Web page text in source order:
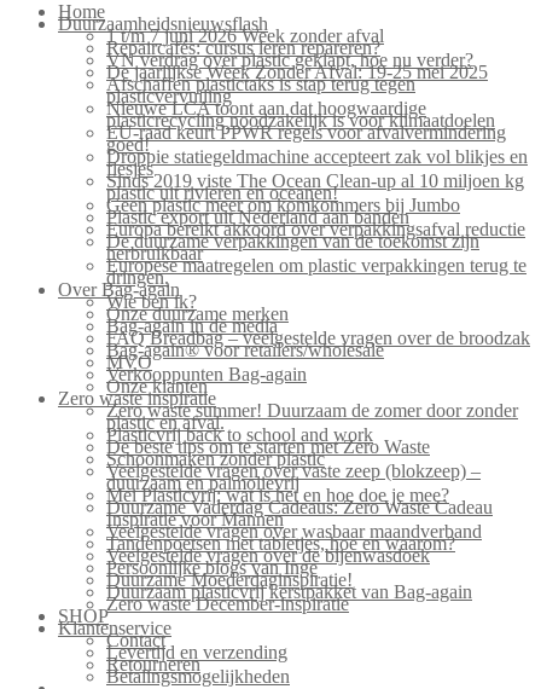
Home
Duurzaamheidsnieuwsflash
1 t/m 7 juni 2026 Week zonder afval
Repaircafés: cursus leren repareren?
VN verdrag over plastic geklapt, hoe nu verder?
De jaarlijkse Week Zonder Afval: 19-25 mei 2025
Afschaffen plastictaks is stap terug tegen
plasticvervuiling
Nieuwe LCA toont aan dat hoogwaardige
plasticrecycling noodzakelijk is voor klimaatdoelen
EU-raad keurt PPWR regels voor afvalvermindering
goed!
Droppie statiegeldmachine accepteert zak vol blikjes en
flesjes
Sinds 2019 viste The Ocean Clean-up al 10 miljoen kg
plastic uit rivieren en oceanen!
Geen plastic meer om komkommers bij Jumbo
Plastic export uit Nederland aan banden
Europa bereikt akkoord over verpakkingsafval reductie
De duurzame verpakkingen van de toekomst zijn
herbruikbaar
Europese maatregelen om plastic verpakkingen terug te
dringen.
Over Bag-again
Wie ben ik?
Onze duurzame merken
Bag-again in de media
FAQ Breadbag – veelgestelde vragen over de broodzak
Bag-again® voor retailers/wholesale
MVO
Verkooppunten Bag-again
Onze klanten
Zero waste inspiratie
Zero waste summer! Duurzaam de zomer door zonder
plastic en afval.
Plasticvrij back to school and work
De beste tips om te starten met Zero Waste
Schoonmaken zonder plastic
Veelgestelde vragen over vaste zeep (blokzeep) –
duurzaam en palmolievrij
Mei Plasticvrij: wat is het en hoe doe je mee?
Duurzame Vaderdag Cadeaus: Zero Waste Cadeau
Inspiratie voor Mannen
Veelgestelde vragen over wasbaar maandverband
Tandenpoetsen met tabletjes, hoe en waarom?
Veelgestelde vragen over de bijenwasdoek
Persoonlijke blogs van Inge
Duurzame Moederdaginspiratie!
Duurzaam plasticvrij kerstpakket van Bag-again
Zero waste December-inspiratie
SHOP
Klantenservice
Contact
Levertijd en verzending
Retourneren
Betalingsmogelijkheden